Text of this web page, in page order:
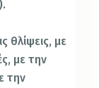
θλίψεις, με
με την
την